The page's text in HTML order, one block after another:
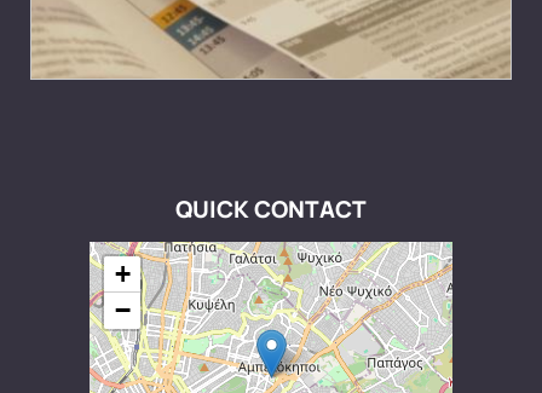
QUICK CONTACT
+
−